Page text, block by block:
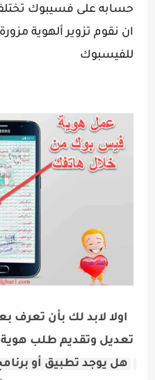
للفيسبوك
تعديل وتقديم طلب هوية